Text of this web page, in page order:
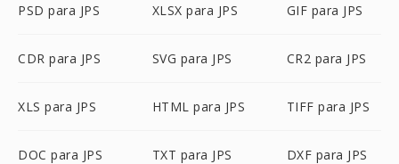
PSD para JPS XLSX para JPS GIF para JPS
CDR para JPS SVG para JPS CR2 para JPS
XLS para JPS HTML para JPS TIFF para JPS
DOC para JPS TXT para JPS DXF para JPS